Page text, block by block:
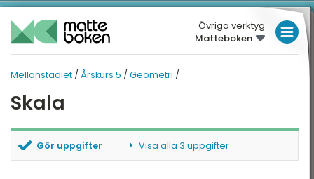
Övriga verktyg
Matteboken
Mellanstadiet / Årskurs 5 / Geometri /
Skala
Gör uppgifter Visa alla 3 uppgifter
LÅGSTADIET
MELLANSTADIET
Översikt
5
MELLANSTADIET
Översikt
GYMNASIET